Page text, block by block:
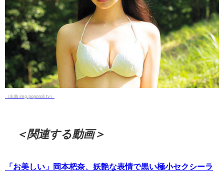
（出典 img.popnroll.tv）
＜関連する動画＞
「お美しい」岡本杷奈、妖艶な表情で黒い極小セクシーラ